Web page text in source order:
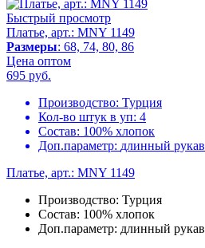
Быстрый просмотр
Платье, арт.: MNY 1149
Размеры: 68, 74, 80, 86
Цена оптом
695 руб.
Производство: Турция
Кол-во штук в уп: 4
Состав: 100% хлопок
Доп.параметр: длинный рукав
Платье, арт.: MNY 1149
Производство: Турция
Состав: 100% хлопок
Доп.параметр: длинный рукав